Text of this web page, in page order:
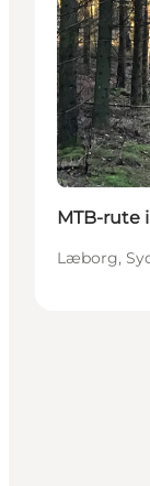
MTB-rute
Læborg,